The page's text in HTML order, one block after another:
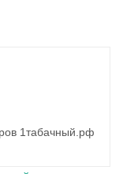
1табачный.рф